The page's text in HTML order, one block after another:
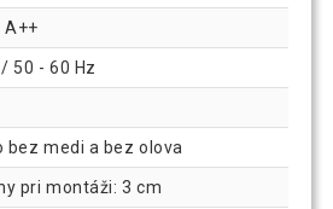
50 - 60 Hz
medi a bez olova
pri montáži: 3 cm